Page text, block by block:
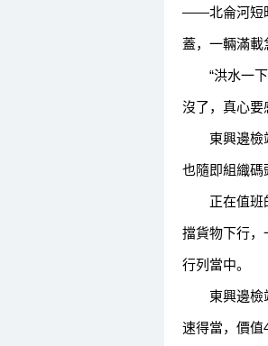
——北侖河短
蓋，一輛滿載
“洪水一下
沒了，真心要
東興邊檢站
也隨即組織碼
正在值班的
擋貨物下行，
行列當中。
東興邊檢站
速得當，價值